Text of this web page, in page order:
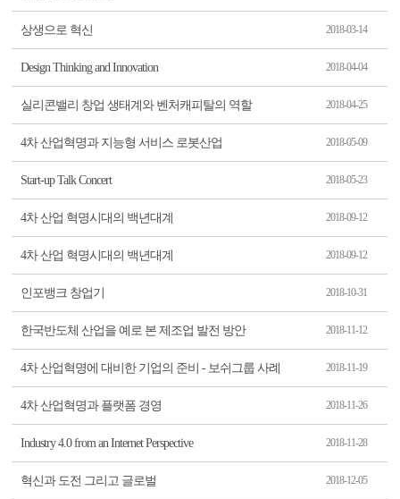
상생으로 혁신 2018-03-14
Design Thinking and Innovation 2018-04-04
실리콘밸리 창업 생태계와 벤처캐피탈의 역할 2018-04-25
4차 산업혁명과 지능형 서비스 로봇산업 2018-05-09
Start-up Talk Concert 2018-05-23
4차 산업 혁명시대의 백년대계 2018-09-12
4차 산업 혁명시대의 백년대계 2018-09-12
인포뱅크 창업기 2018-10-31
한국반도체 산업을 예로 본 제조업 발전 방안 2018-11-12
4차 산업혁명에 대비한 기업의 준비 - 보쉬그룹 사례 2018-11-19
4차 산업혁명과 플랫폼 경영 2018-11-26
Industry 4.0 from an Internet Perspective 2018-11-28
혁신과 도전 그리고 글로벌 2018-12-05